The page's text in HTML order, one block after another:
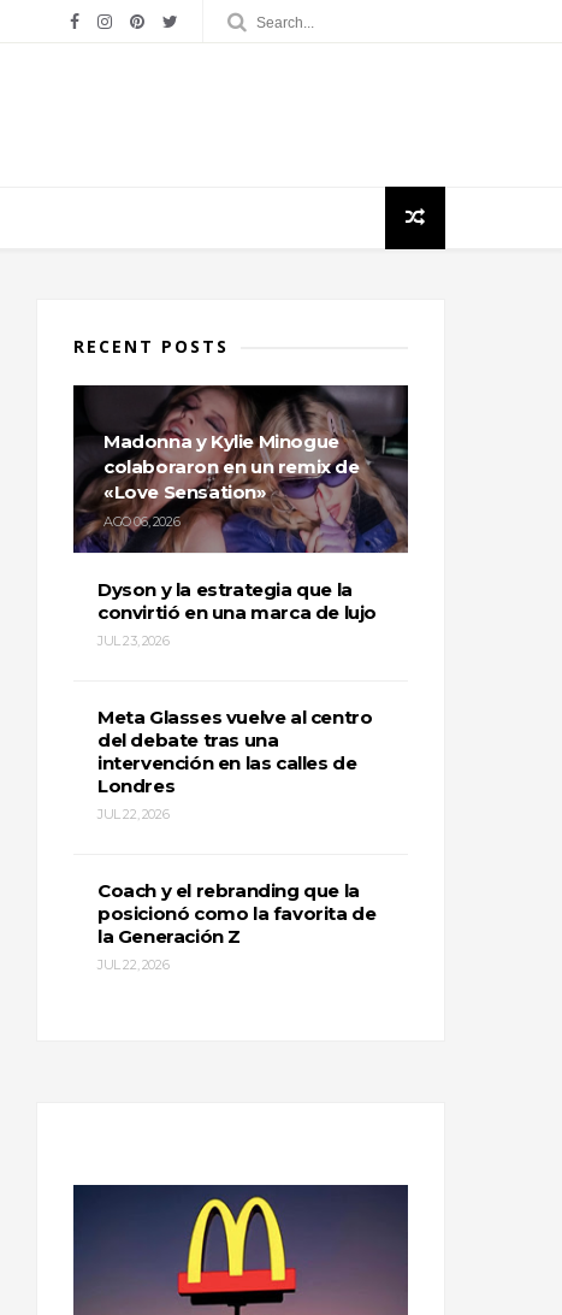
RECENT POSTS
Madonna y Kylie Minogue
colaboraron en un remix de
«Love Sensation»
AGO 06, 2026
Dyson y la estrategia que la
convirtió en una marca de lujo
JUL 23, 2026
Meta Glasses vuelve al centro
del debate tras una
intervención en las calles de
Londres
JUL 22, 2026
Coach y el rebranding que la
posicionó como la favorita de
la Generación Z
JUL 22, 2026